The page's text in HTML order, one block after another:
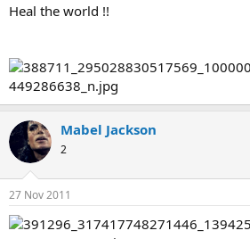
Heal the world !!
Mabel Jackson
2
27 Nov 2011